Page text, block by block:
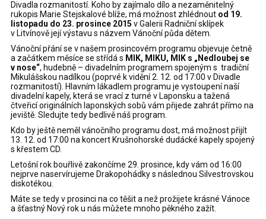
Divadla rozmanitostí. Koho by zajímalo dílo a nezaměnitelný
rukopis Marie Stejskalové blíže, má možnost zhlédnout od 19.
listopadu do 23. prosince 2015 v Galerii Radniční sklípek
v Litvínově její výstavu s názvem Vánoční půda dětem.
Vánoční přání se v našem prosincovém programu objevuje četně
a začátkem měsíce se střídá s MIK, MIKU, MIK s „Nedloubej se
v nose“, hudebně – divadelním programem spojeným s tradiční
Mikulášskou nadílkou (poprvé k vidění 2. 12. od 17:00 v Divadle
rozmanitostí). Hlavním lákadlem programu je vystoupení naší
divadelní kapely, která se vrací z turné v Laponsku a tažená
čtveřicí originálních laponských sobů vám přijede zahrát přímo na
jeviště. Sledujte tedy bedlivě náš program.
Kdo by ještě neměl vánočního programu dost, má možnost přijít
13. 12. od 17:00 na koncert Krušnohorské dudácké kapely spojený
s křestem CD.
Letošní rok bouřlivě zakončíme 29. prosince, kdy vám od 16:00
nejprve naservírujeme Drakopohádky s následnou Silvestrovskou
diskotékou.
Máte se tedy v prosinci na co těšit a než prožijete krásné Vánoce
a šťastný Nový rok u nás můžete mnoho pěkného zažít.